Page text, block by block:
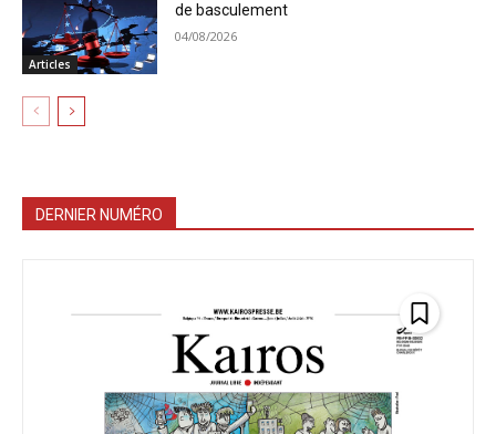
Articles
de basculement
04/08/2026
DERNIER NUMÉRO